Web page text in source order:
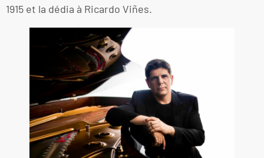
1915 et la dédia à Ricardo Viñes.